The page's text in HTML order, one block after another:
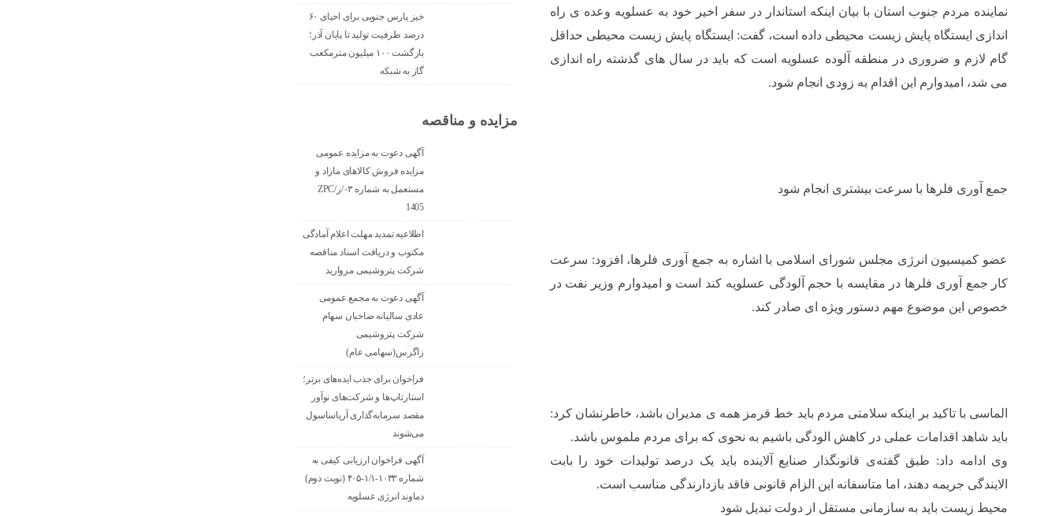
نماینده مردم جنوب استان با بیان اینکه استاندار در سفر اخیر خود به عسلویه وعده ی راه
اندازی ایستگاه پایش زیست محیطی‌ داده است، گفت: ایستگاه پایش زیست محیطی حداقل
گام لازم و ضروری در منطقه آلوده عسلویه است که باید در سال های گذشته راه اندازی
می شد، امیدوارم این اقدام به زودی انجام شود‌.
جمع آوری فلر‌ها با سرعت بیشتری انجام شود
عضو کمیسیون انرژی مجلس شورای اسلامی با اشاره به جمع آوری فلرها، افزود: سرعت
کار جمع آوری فلرها در مقایسه با حجم آلودگی عسلویه کند است و امیدوارم وزیر نفت در
خصوص این موضوع مهم دستور ویژه ای صادر کند.
الماسی با تاکید بر اینکه سلامتی مردم باید خط قرمز همه ی مدیران باشد، خاطرنشان کرد:
باید شاهد اقدامات عملی در کاهش الودگی باشیم به نحوی که برای مردم ملموس باشد.
وی ادامه داد: طبق گفته‌ی قانونگذار صنایع آلاینده باید یک درصد تولیدات خود را بابت
الایندگی جریمه دهند، اما متاسفانه این الزام قانونی فاقد بازدارندگی مناسب است‌.
محیط زیست باید به سازمانی مستقل از دولت تبدیل شود
خیز پارس جنوبی برای احیای ۶۰
درصد ظرفیت تولید تا پایان آذر؛
بازگشت ۱۰۰ میلیون مترمکعب
گاز به شبکه
مزایده و مناقصه
آگهی دعوت به مزایده عمومی
مزایده فروش کالاهای مازاد و
مستعمل به شماره ۰۳/ز/ZPC
1405
اطلاعیه تمدید مهلت اعلام آمادگی
مکتوب و دریافت اسناد مناقصه
شرکت پتروشیمی مروارید
آگهی دعوت به مجمع عمومی
عادی سالیانه صاحبان سهام
شرکت پتروشیمی
زاگرس(سهامی عام)
فراخوان برای جذب ایده‌های برتر؛
استارتاپ‌ها و شرکت‌های نوآور
مقصد سرما‌یه‌گذاری آریاساسول
می‌شوند
آگهی فراخوان ارزیابی کیفی به
شماره ۱۰۳۳-۱/۱-۴۰۵ (نوبت دوم)
دماوند انرژی عسلویه